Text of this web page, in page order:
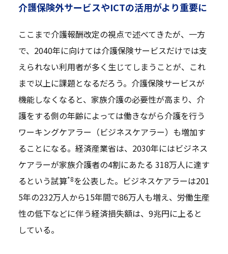
介護保険外サービスやICTの活用がより重要に
ここまで介護報酬改定の視点で述べてきたが、一方
で、2040年に向けては介護保険サービスだけでは支
えられない利用者が多く生じてしまうことが、これ
まで以上に課題となるだろう。介護保険サービスが
機能しなくなると、家族介護の必要性が高まり、介
護をする側の年齢によっては働きながら介護を行う
ワーキングケアラー（ビジネスケアラー）も増加す
ることになる。経済産業省は、2030年にはビジネス
ケアラーが家族介護者の4割にあたる 318万人に達す
るという試算*8を公表した。ビジネスケアラーは201
5年の232万人から15年間で86万人も増え、労働生産
性の低下などに伴う経済損失額は、9兆円に上ると
している。